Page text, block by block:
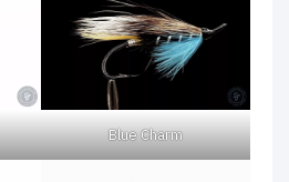
Blue Charm